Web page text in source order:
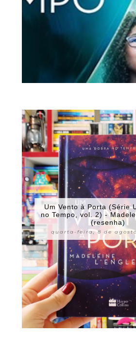
Um Vento à Porta (Série
no Tempo, vol. 2) -
(resenha)
quarta-feira, 8 de